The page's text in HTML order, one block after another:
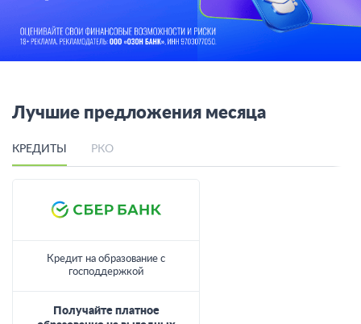
Лучшие предложения месяца
КРЕДИТЫ РКО
Кредит на образование с
господдержкой
Получайте платное